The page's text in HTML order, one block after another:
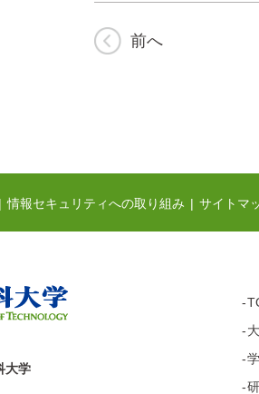
前へ
情報セキュリティへの取り組み サイトマ
大学